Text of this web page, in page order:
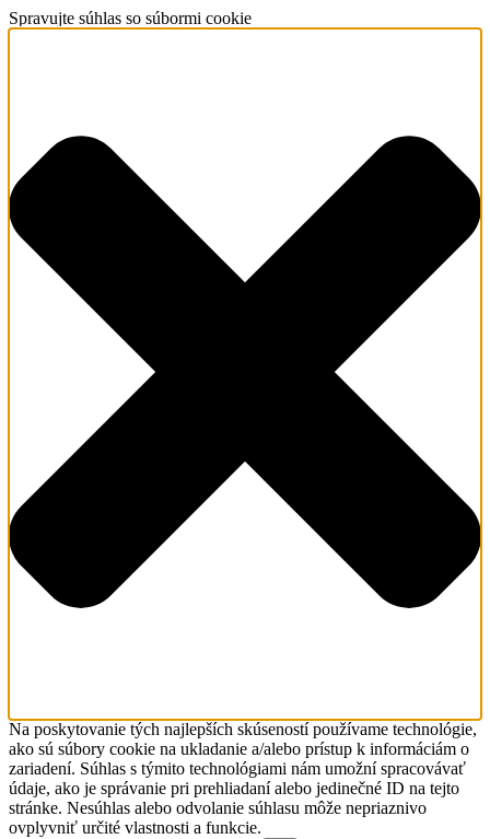
Spravujte súhlas so súbormi cookie
Na poskytovanie tých najlepších skúseností používame technológie,
ako sú súbory cookie na ukladanie a/alebo prístup k informáciám o
zariadení. Súhlas s týmito technológiami nám umožní spracovávať
údaje, ako je správanie pri prehliadaní alebo jedinečné ID na tejto
stránke. Nesúhlas alebo odvolanie súhlasu môže nepriaznivo
ovplyvniť určité vlastnosti a funkcie.